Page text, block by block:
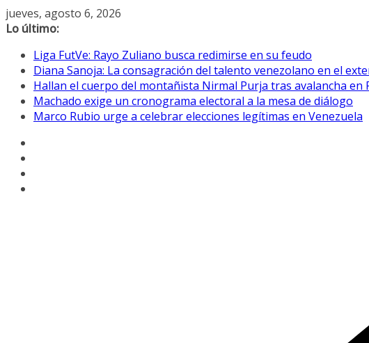
Saltar
al
jueves, agosto 6, 2026
Lo último:
Liga FutVe: Rayo Zuliano busca redimirse en su feudo
Diana Sanoja: La consagración del talento venezolano en el
Hallan el cuerpo del montañista Nirmal Purja tras avalancha en
Machado exige un cronograma electoral a la mesa de diálogo
Marco Rubio urge a celebrar elecciones legítimas en Venezuela